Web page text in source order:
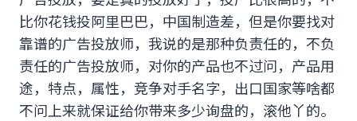
比你花钱投阿里巴巴，中国制造差，但是你要找对
靠谱的广告投放师，我说的是那种负责任的，不负
责任的广告投放师，对你的产品也不过问，产品用
途，特点，属性，竞争对手名字，出口国家等啥都
不问上来就保证给你带来多少询盘的，滚他丫的。